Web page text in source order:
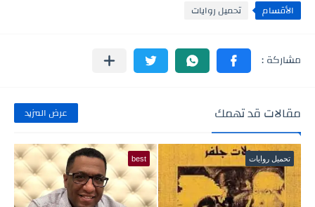
الأقسام تحميل روايات
مقالات قد تهمك عرض المزيد
تحميل روايات best